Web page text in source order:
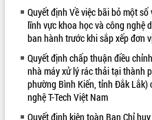
Quyết định Về việc bãi bỏ một
lĩnh vực khoa học và công nghệ
ban hành trước khi sắp xếp đơn
Quyết định chấp thuận điều
nhà máy xử lý rác thải tại thành
phường Bình Kiến, tỉnh Đắk Lắk)
nghệ T-Tech Việt Nam
Quyết định kiện toàn Ban Chỉ